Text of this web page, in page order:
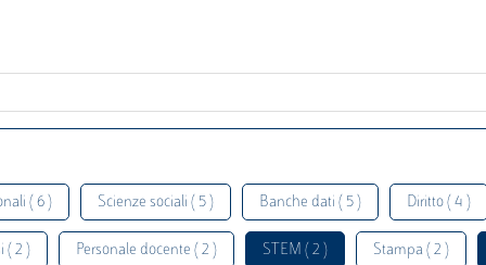
( 6 ) Scienze sociali ( 5 ) Banche dati ( 5 ) Diritto ( 4 )
( 2 ) Personale docente ( 2 ) STEM ( 2 ) Stampa ( 2 )